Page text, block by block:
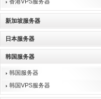
香港VPS服务器
新加坡服务器
日本服务器
韩国服务器
韩国服务器
韩国VPS服务器